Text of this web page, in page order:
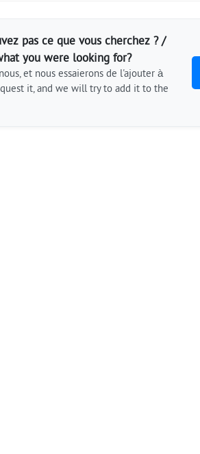
pas ce que vous cherchez ? /
you were looking for?
et nous essaierons de l'ajouter à
it, and we will try to add it to the